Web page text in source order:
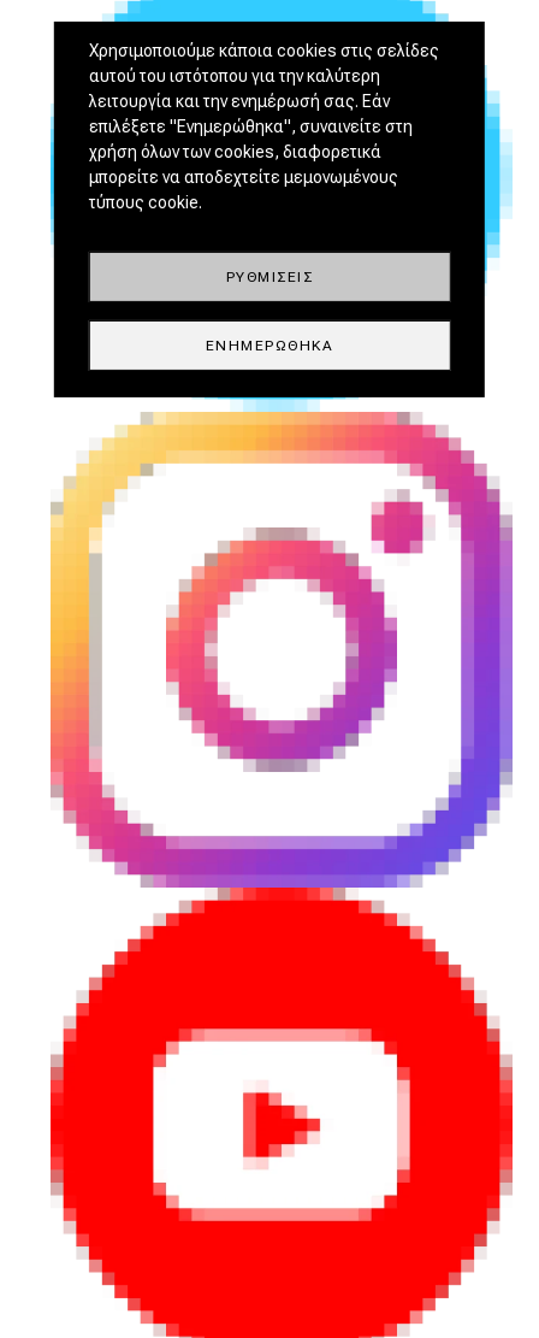
Χρησιμοποιούμε κάποια cookies στις σελίδες
αυτού του ιστότοπου για την καλύτερη
λειτουργία και την ενημέρωσή σας. Εάν
επιλέξετε "Ενημερώθηκα", συναινείτε στη
χρήση όλων των cookies, διαφορετικά
μπορείτε να αποδεχτείτε μεμονωμένους
τύπους cookie.
ΡΥΘΜΊΣΕΙΣ
ΕΝΗΜΕΡΏΘΗΚΑ